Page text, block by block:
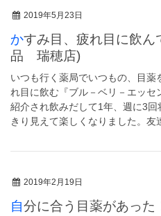
2019年5月23日
かすみ目、疲れ目に飲んでスッキリ (中央薬
品 瑞穂店)
いつも行く薬局でいつもの、目
れ目に飲む『ブル－ベリ－エッ
紹介され飲みだして1年、週に3
きり見えて楽しくなりました。
2019年2月19日
自分に合う目薬があ